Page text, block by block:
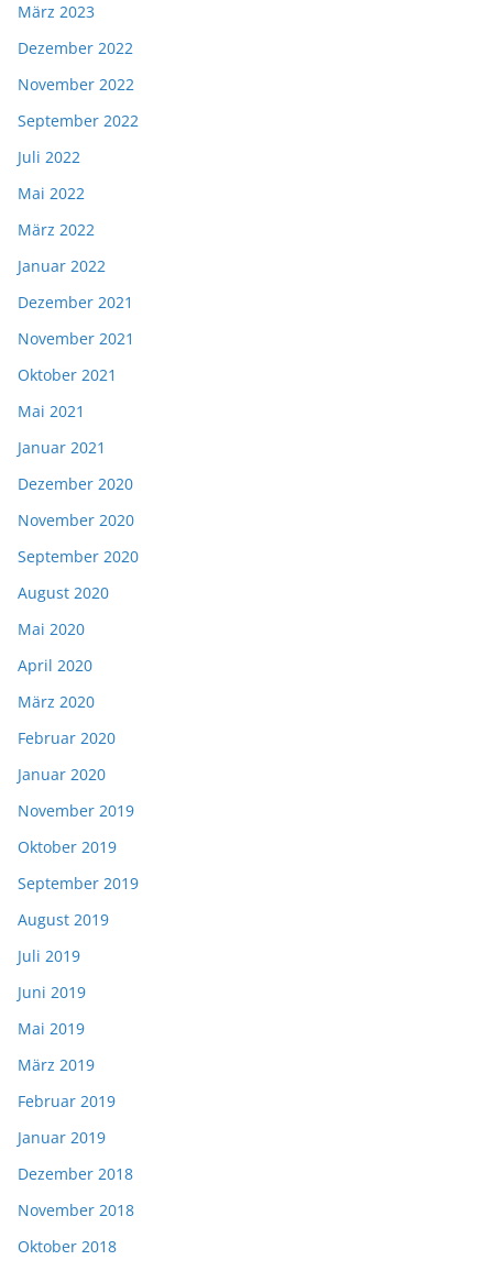
März 2023
Dezember 2022
November 2022
September 2022
Juli 2022
Mai 2022
März 2022
Januar 2022
Dezember 2021
November 2021
Oktober 2021
Mai 2021
Januar 2021
Dezember 2020
November 2020
September 2020
August 2020
Mai 2020
April 2020
März 2020
Februar 2020
Januar 2020
November 2019
Oktober 2019
September 2019
August 2019
Juli 2019
Juni 2019
Mai 2019
März 2019
Februar 2019
Januar 2019
Dezember 2018
November 2018
Oktober 2018